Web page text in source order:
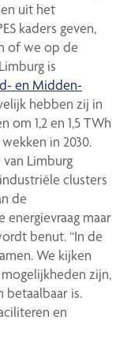
uit het
kaders geven,
of we op de
is
en Midden-
hebben zij in
om 1,2 en 1,5 TWh
in 2030.
Limburg
clusters
de
energievraag maar
benut. “In de
We kijken
zijn,
betaalbaar is.
en